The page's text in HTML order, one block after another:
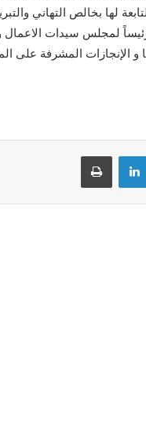
لها بخالص التهاني
لمجلس سيدات الاعمال
و الإنجازات المشرفة على
لينكدإن طباعة